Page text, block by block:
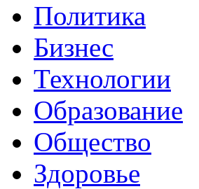
Политика
Бизнес
Технологии
Образование
Общество
Здоровье